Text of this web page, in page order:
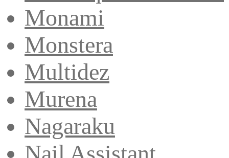
Monami
Monstera
Multidez
Murena
Nagaraku